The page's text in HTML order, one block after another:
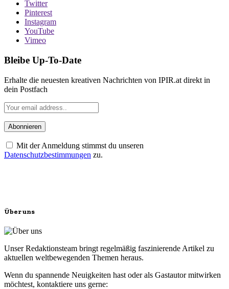
Twitter
Pinterest
Instagram
YouTube
Vimeo
Bleibe Up-To-Date
Erhalte die neuesten kreativen Nachrichten von IPIR.at direkt in
dein Postfach
Mit der Anmeldung stimmst du unseren
Datenschutzbestimmungen zu.
Über uns
Unser Redaktionsteam bringt regelmäßig faszinierende Artikel zu
aktuellen weltbewegenden Themen heraus.
Wenn du spannende Neuigkeiten hast oder als Gastautor mitwirken
möchtest, kontaktiere uns gerne: